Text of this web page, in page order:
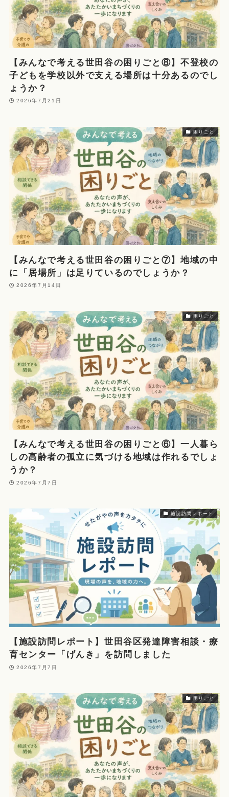
【みんなで考える世田谷の困りごと⑧】不登校の
子どもを学校以外で支える場所は十分あるのでし
ょうか？
2026年7月21日
困りごと
【みんなで考える世田谷の困りごと⑦】地域の中
に「居場所」は足りているのでしょうか？
2026年7月14日
困りごと
【みんなで考える世田谷の困りごと⑥】一人暮ら
しの高齢者の孤立に気づける地域は作れるでしょ
うか？
2026年7月7日
施設訪問レポート
【施設訪問レポート】世田谷区発達障害相談・療
育センター「げんき」を訪問しました
2026年7月7日
困りごと